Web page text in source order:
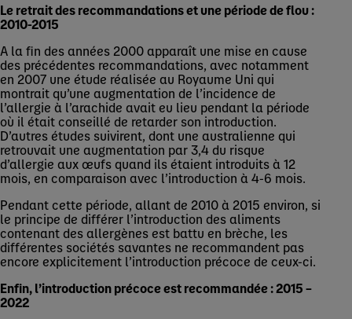
Le retrait des recommandations et une période de flou :
2010-2015
A la fin des années 2000 apparaît une mise en cause
des précédentes recommandations, avec notamment
en 2007 une étude réalisée au Royaume Uni qui
montrait qu’une augmentation de l’incidence de
l’allergie à l’arachide avait eu lieu pendant la période
où il était conseillé de retarder son introduction.
D’autres études suivirent, dont une australienne qui
retrouvait une augmentation par 3,4 du risque
d’allergie aux œufs quand ils étaient introduits à 12
mois, en comparaison avec l’introduction à 4-6 mois.
Pendant cette période, allant de 2010 à 2015 environ, si
le principe de différer l’introduction des aliments
contenant des allergènes est battu en brèche, les
différentes sociétés savantes ne recommandent pas
encore explicitement l’introduction précoce de ceux-ci.
Enfin, l’introduction précoce est recommandée : 2015 –
2022